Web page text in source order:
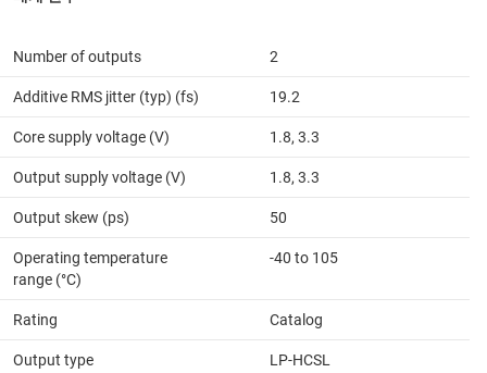
Number of outputs 2
Additive RMS jitter (typ) (fs) 19.2
Core supply voltage (V) 1.8, 3.3
Output supply voltage (V) 1.8, 3.3
Output skew (ps) 50
Operating temperature
range (°C)
-40 to 105
Rating Catalog
Output type LP-HCSL